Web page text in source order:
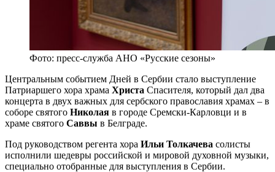
Фото: пресс-служба АНО «Русские сезоны»
Центральным событием Дней в Сербии стало выступление
Патриаршего хора храма Христа Спасителя, который дал два
концерта в двух важных для сербского православия храмах – в
соборе святого Николая в городе Сремски-Карловци и в
храме святого Саввы в Белграде.
Под руководством регента хора Ильи Толкачева солисты
исполнили шедевры российской и мировой духовной музыки,
специально отобранные для выступления в Сербии.